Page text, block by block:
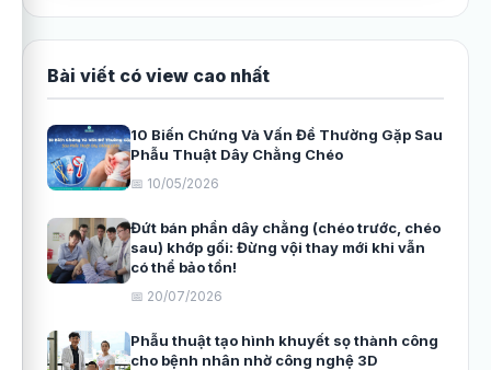
Bài viết có view cao nhất
10 Biến Chứng Và Vấn Đề Thường Gặp Sau
Phẫu Thuật Dây Chằng Chéo
📅 10/05/2026
Đứt bán phần dây chằng (chéo trước, chéo
sau) khớp gối: Đừng vội thay mới khi vẫn
có thể bảo tồn!
📅 20/07/2026
Phẫu thuật tạo hình khuyết sọ thành công
cho bệnh nhân nhờ công nghệ 3D